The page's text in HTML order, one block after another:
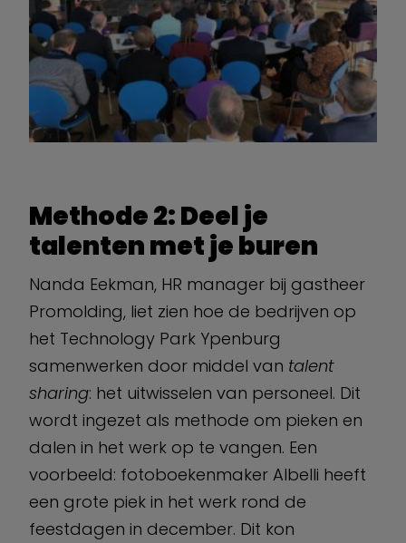
Methode 2: Deel je
talenten met je buren
Nanda Eekman, HR manager bij gastheer
Promolding, liet zien hoe de bedrijven op
het Technology Park Ypenburg
samenwerken door middel van talent
sharing: het uitwisselen van personeel. Dit
wordt ingezet als methode om pieken en
dalen in het werk op te vangen. Een
voorbeeld: fotoboekenmaker Albelli heeft
een grote piek in het werk rond de
feestdagen in december. Dit kon